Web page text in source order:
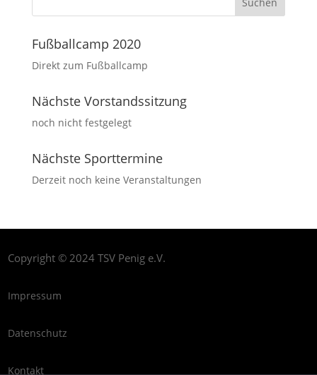
Fußballcamp 2020
Direkt zum Fußballcamp
Nächste Vorstandssitzung
noch nicht festgelegt
Nächste Sporttermine
Derzeit noch keine Veranstaltungen
Copyright © 2024 TSV Penig e.V.
Impressum
Datenschutz
Kontakt